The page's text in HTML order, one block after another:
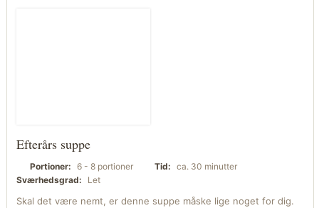
Efterårs suppe
Portioner: 6 - 8 portioner Tid: ca. 30 minutter
Sværhedsgrad:
Let
Skal det være nemt, er denne suppe måske lige noget for dig.